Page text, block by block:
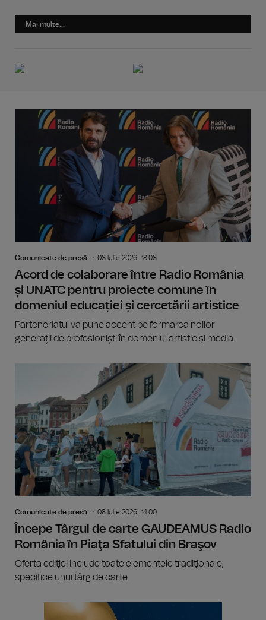
Mai multe...
Comunicate de presă 08 Iulie 2026, 18:08
Acord de colaborare între Radio România
și UNATC pentru proiecte comune în
domeniul educației și cercetării artistice
Parteneriatul va pune accent pe formarea noilor
generații de profesioniști în domeniul artistic și media.
Comunicate de presă 08 Iulie 2026, 14:00
Începe Târgul de carte GAUDEAMUS Radio
România în Piaţa Sfatului din Braşov
Oferta ediţiei include toate elementele tradiţionale,
specifice unui târg de carte.